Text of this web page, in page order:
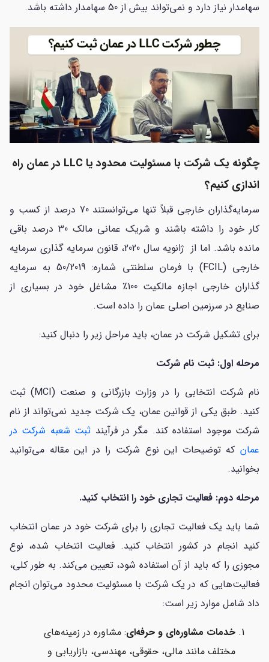
سهامدار نیاز دارد و نمی‌تواند بیش از 50 سهامدار داشته باشد.
چگونه یک شرکت با مسئولیت محدود یا LLC در عمان راه
اندازی کنیم؟
سرمایه‌گذاران خارجی قبلاً تنها می‌توانستند 70 درصد از کسب و
کار خود را داشته باشند و شریک عمانی مالک 30 درصد باقی
مانده باشد. اما از ژانویه سال 2020، قانون سرمایه گذاری سرمایه
خارجی (FCIL) با فرمان سلطنتی شماره: 50/2019 به سرمایه
گذاران خارجی اجازه مالکیت 100٪ مشاغل خود در بسیاری از
صنایع در سرزمین اصلی عمان را داده است.
برای تشکیل شرکت در عمان، باید مراحل زیر را دنبال کنید:
مرحله اول: ثبت نام شرکت
نام شرکت انتخابی را در وزارت بازرگانی و صنعت (MCI) ثبت
کنید. طبق یکی از قوانین عمان، یک شرکت جدید نمی‌تواند از نام
شرکت موجود استفاده کند. مگر در فرآیند ثبت شعبه شرکت در
عمان که توضیحات این نوع شرکت را در این مقاله می‌توانید
بخوانید.
مرحله دوم: فعالیت تجاری خود را انتخاب کنید.
شما باید یک فعالیت تجاری را برای شرکت خود در عمان انتخاب
کنید انجام در کشور انتخاب کنید. فعالیت انتخاب شده، نوع
مجوزی را که باید از آن استفاده شود، تعیین می‌کند. به طور کلی،
فعالیت‌هایی که در یک شرکت با مسئولیت محدود می‌توان انجام
داد شامل موارد زیر است:
خدمات مشاوره‌ای و حرفه‌ای: مشاوره در زمینه‌های
مختلف مانند مالی، حقوقی، مهندسی، بازاریابی و